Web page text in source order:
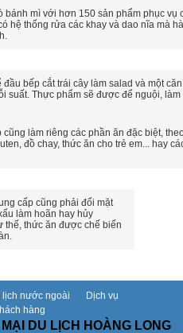
bánh mì với hơn 150 sản phẩm phục vụ
hệ thống rửa các khay và dao nĩa mà
bếp cắt trái cây làm salad và một
suất. Thực phẩm sẽ được để nguội,
làm riêng các phần ăn đặc biệt,
đồ chay, thức ăn cho trẻ em... hay
cấp cũng phải đối mặt
làm hoãn hay hủy
thế, thức ăn được chế biến
lịch nước ngoài
Dịch vụ
hàng
DU LỊCH HOÀNG LONG